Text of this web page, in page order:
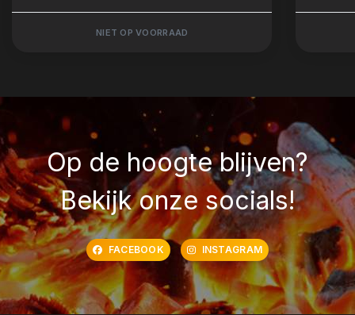
NIET OP VOORRAAD
Op de hoogte blijven?
Bekijk onze socials!
FACEBOOK INSTAGRAM